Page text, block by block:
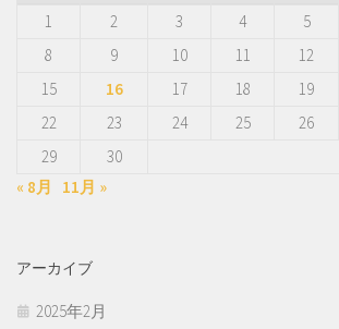
1 2 3 4 5
8
9 10 11 12
15
16 17 18 19
22
23 24 25 26
29
30
« 8月
11月 »
アーカイブ
2025年2月